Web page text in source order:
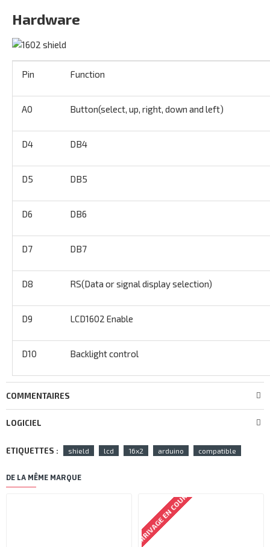
Hardware
Pin Function
A0 Button(select, up, right, down and left)
D4 DB4
D5 DB5
D6 DB6
D7 DB7
D8 RS(Data or signal display selection)
D9 LCD1602 Enable
D10 Backlight control
COMMENTAIRES
LOGICIEL
ETIQUETTES : shield lcd 16x2 arduino compatible
DE LA MÊME MARQUE
ARRIVAGE EN COURS